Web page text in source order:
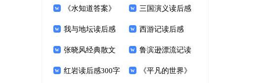
后感合集15篇 感
《水知道答案》
读后感13篇
三国演义读后感
(集锦15篇)
我与地坛读后感
15篇
西游记读后感
【热门】
张晓风经典散文
集读后感
鲁滨逊漂流记读
后感(汇编15篇)
红岩读后感300字 《平凡的世界》